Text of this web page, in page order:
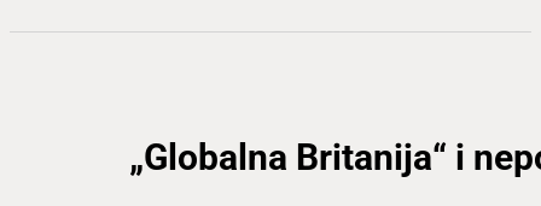
„Globalna Britanija“ i